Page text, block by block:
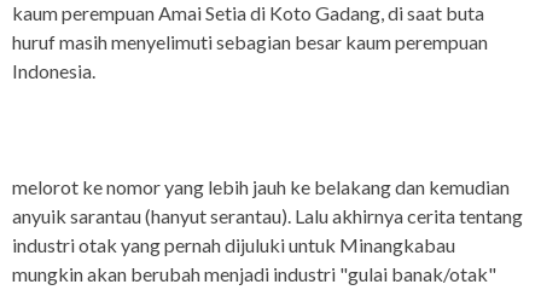
kaum perempuan Amai Setia di Koto Gadang, di saat buta
huruf masih menyelimuti sebagian besar kaum perempuan
Indonesia.
melorot ke nomor yang lebih jauh ke belakang dan kemudian
anyuik sarantau (hanyut serantau). Lalu akhirnya cerita tentang
industri otak yang pernah dijuluki untuk Minangkabau
mungkin akan berubah menjadi industri "gulai banak/otak"